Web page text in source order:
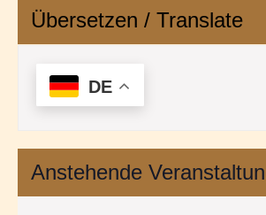
Übersetzen / Translate
DE
Anstehende